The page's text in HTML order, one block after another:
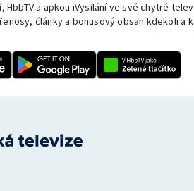
HbbTV a apkou iVysílání ve své chytré
články a bonusový obsah kdekoli a